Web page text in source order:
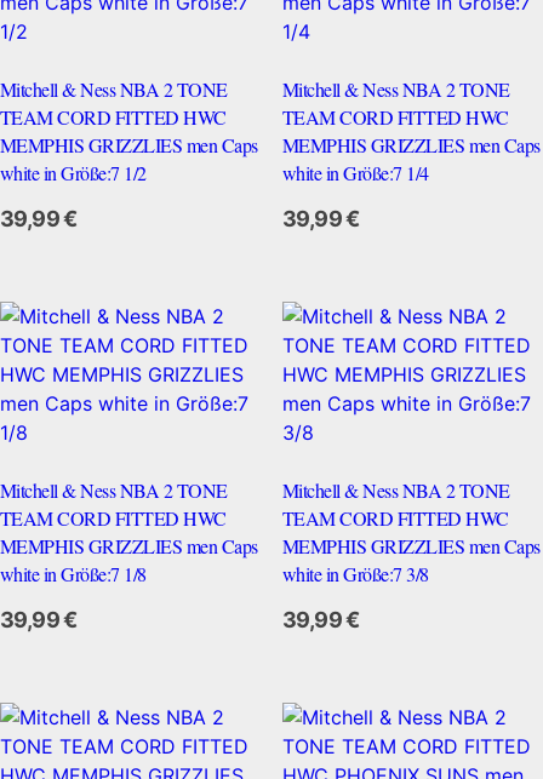
Mitchell & Ness NBA 2 TONE
TEAM CORD FITTED HWC
MEMPHIS GRIZZLIES men Caps
white in Größe:7 1/2
39,99€
Mitchell & Ness NBA 2 TONE
TEAM CORD FITTED HWC
MEMPHIS GRIZZLIES men Caps
white in Größe:7 1/4
39,99€
Mitchell & Ness NBA 2 TONE
TEAM CORD FITTED HWC
MEMPHIS GRIZZLIES men Caps
white in Größe:7 1/8
39,99€
Mitchell & Ness NBA 2 TONE
TEAM CORD FITTED HWC
MEMPHIS GRIZZLIES men Caps
white in Größe:7 3/8
39,99€